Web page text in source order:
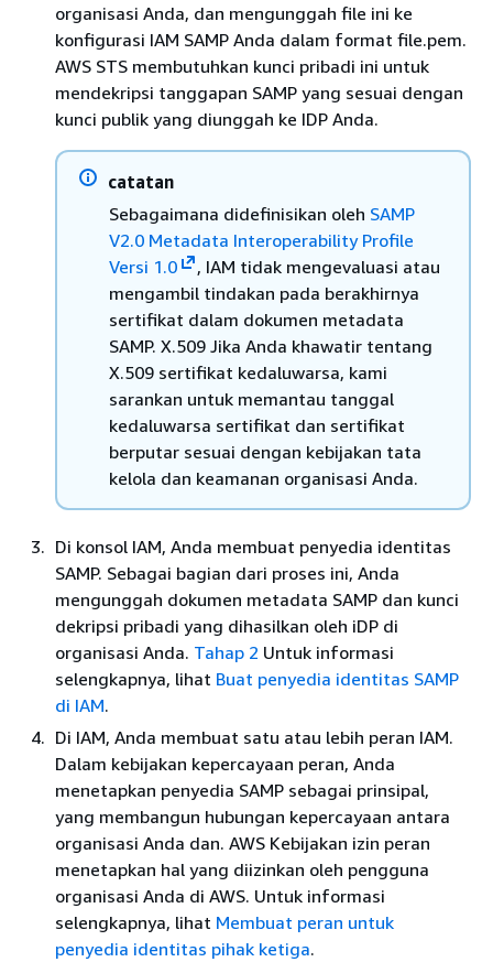
organisasi Anda, dan mengunggah file ini ke
konfigurasi IAM SAMP Anda dalam format file.pem.
AWS STS membutuhkan kunci pribadi ini untuk
mendekripsi tanggapan SAMP yang sesuai dengan
kunci publik yang diunggah ke IDP Anda.
catatan
Sebagaimana didefinisikan oleh SAMP
V2.0 Metadata Interoperability Profile
Versi 1.0
, IAM tidak mengevaluasi atau
mengambil tindakan pada berakhirnya
sertifikat dalam dokumen metadata
SAMP. X.509 Jika Anda khawatir tentang
X.509 sertifikat kedaluwarsa, kami
sarankan untuk memantau tanggal
kedaluwarsa sertifikat dan sertifikat
berputar sesuai dengan kebijakan tata
kelola dan keamanan organisasi Anda.
Di konsol IAM, Anda membuat penyedia identitas
SAMP. Sebagai bagian dari proses ini, Anda
mengunggah dokumen metadata SAMP dan kunci
dekripsi pribadi yang dihasilkan oleh iDP di
organisasi Anda. Tahap 2 Untuk informasi
selengkapnya, lihat Buat penyedia identitas SAMP
di IAM.
Di IAM, Anda membuat satu atau lebih peran IAM.
Dalam kebijakan kepercayaan peran, Anda
menetapkan penyedia SAMP sebagai prinsipal,
yang membangun hubungan kepercayaan antara
organisasi Anda dan. AWS Kebijakan izin peran
menetapkan hal yang diizinkan oleh pengguna
organisasi Anda di AWS. Untuk informasi
selengkapnya, lihat Membuat peran untuk
penyedia identitas pihak ketiga.